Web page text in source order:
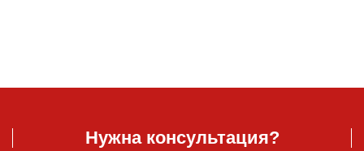
Нужна консультация?